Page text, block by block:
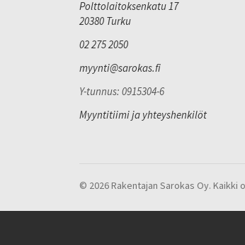
Polttolaitoksenkatu 17
20380 Turku
02 275 2050
myynti@sarokas.fi
Y-tunnus: 0915304-6
Myyntitiimi ja yhteyshenkilöt
© 2026 Rakentajan Sarokas Oy. Kaikki